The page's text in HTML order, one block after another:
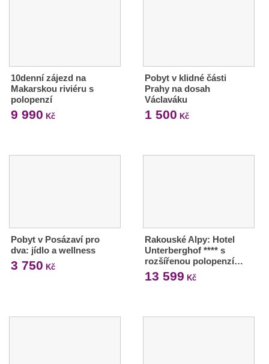
10denní zájezd na
Makarskou riviéru s
polopenzí
9 990 Kč
Pobyt v klidné části
Prahy na dosah
Václaváku
1 500 Kč
Pobyt v Posázaví pro
dva: jídlo a wellness
3 750 Kč
Rakouské Alpy: Hotel
Unterberghof **** s
rozšířenou polopenzí…
13 599 Kč